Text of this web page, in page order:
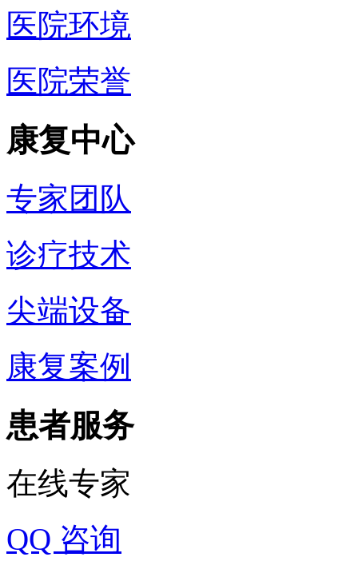
医院环境
医院荣誉
康复中心
专家团队
诊疗技术
尖端设备
康复案例
患者服务
在线专家
QQ 咨询